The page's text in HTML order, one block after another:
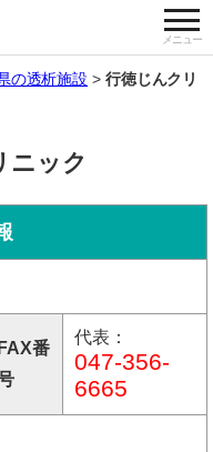
メニュー
検索する
の透析施設
行徳じんクリ
ニック
FAX番
代表：
047-356-
6665